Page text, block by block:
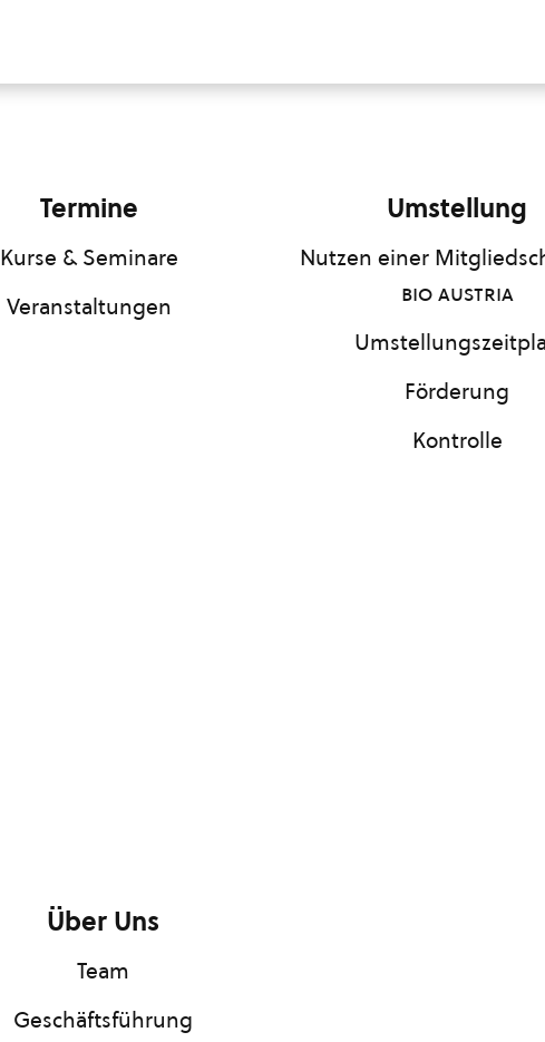
Termine
Kurse & Seminare
Veranstaltungen
Umstellung
Nutzen einer
bio austria
Förderung
Kontrolle
Über Uns
Team
Geschäftsführung